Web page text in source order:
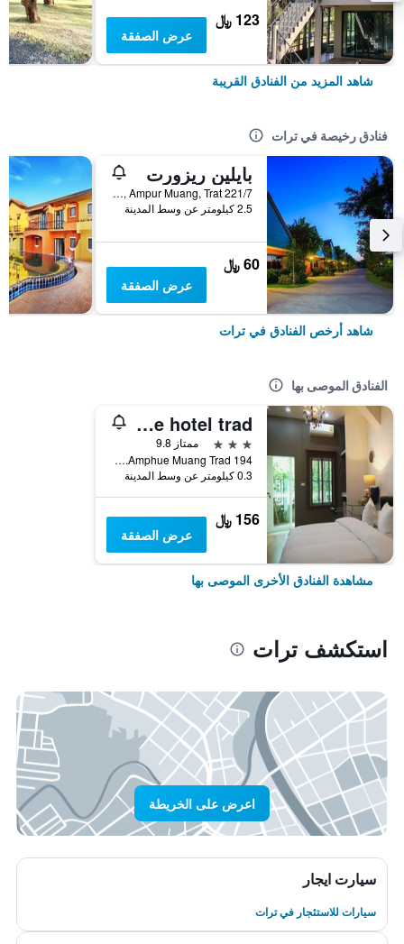
123 ﷼
عرض الصفقة
شاهد المزيد من الفنادق القريبة
فنادق رخيصة في ترات
بايلين ريزورت
221/7 Moo 2, Soi Kotakian-Nong Bua, Tambon Wang Krajae, Ampur Muang, Trat, ترات, تايلاند
2.5 كيلومتر عن وسط المدينة
60 ﷼
عرض الصفقة
شاهد أرخص الفنادق في ترات
الفنادق الموصى بها
Rimklong boutique hotel trad
3 نجوم
ممتاز 9.8
194 Rimklong Soi Rakmuang Rd.Amphue Muang Trad, ترات, تايلاند
0.3 كيلومتر عن وسط المدينة
156 ﷼
عرض الصفقة
مشاهدة الفنادق الأخرى الموصى بها
استكشف ترات
اعرض على الخريطة
سيارت ايجار
سيارات للاستئجار في ترات